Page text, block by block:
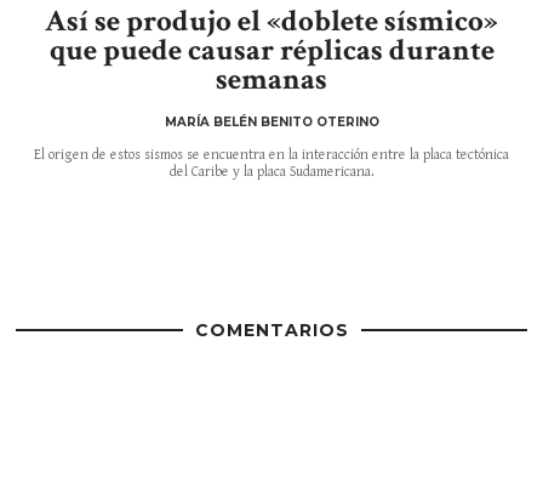
Así se produjo el «doblete sísmico»
que puede causar réplicas durante
semanas
MARÍA BELÉN BENITO OTERINO
El origen de estos sismos se encuentra en la interacción entre la placa tectónica
del Caribe y la placa Sudamericana.
COMENTARIOS